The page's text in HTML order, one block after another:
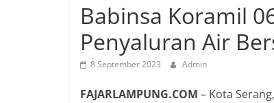
Babinsa Koramil
Penyaluran Air
8 September 2023 Admin
FAJARLAMPUNG.COM – Kota